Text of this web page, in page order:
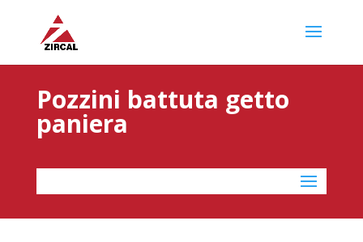
Pozzini battuta getto
paniera